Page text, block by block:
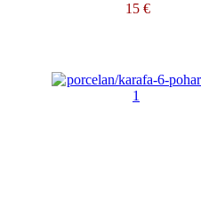
15 €